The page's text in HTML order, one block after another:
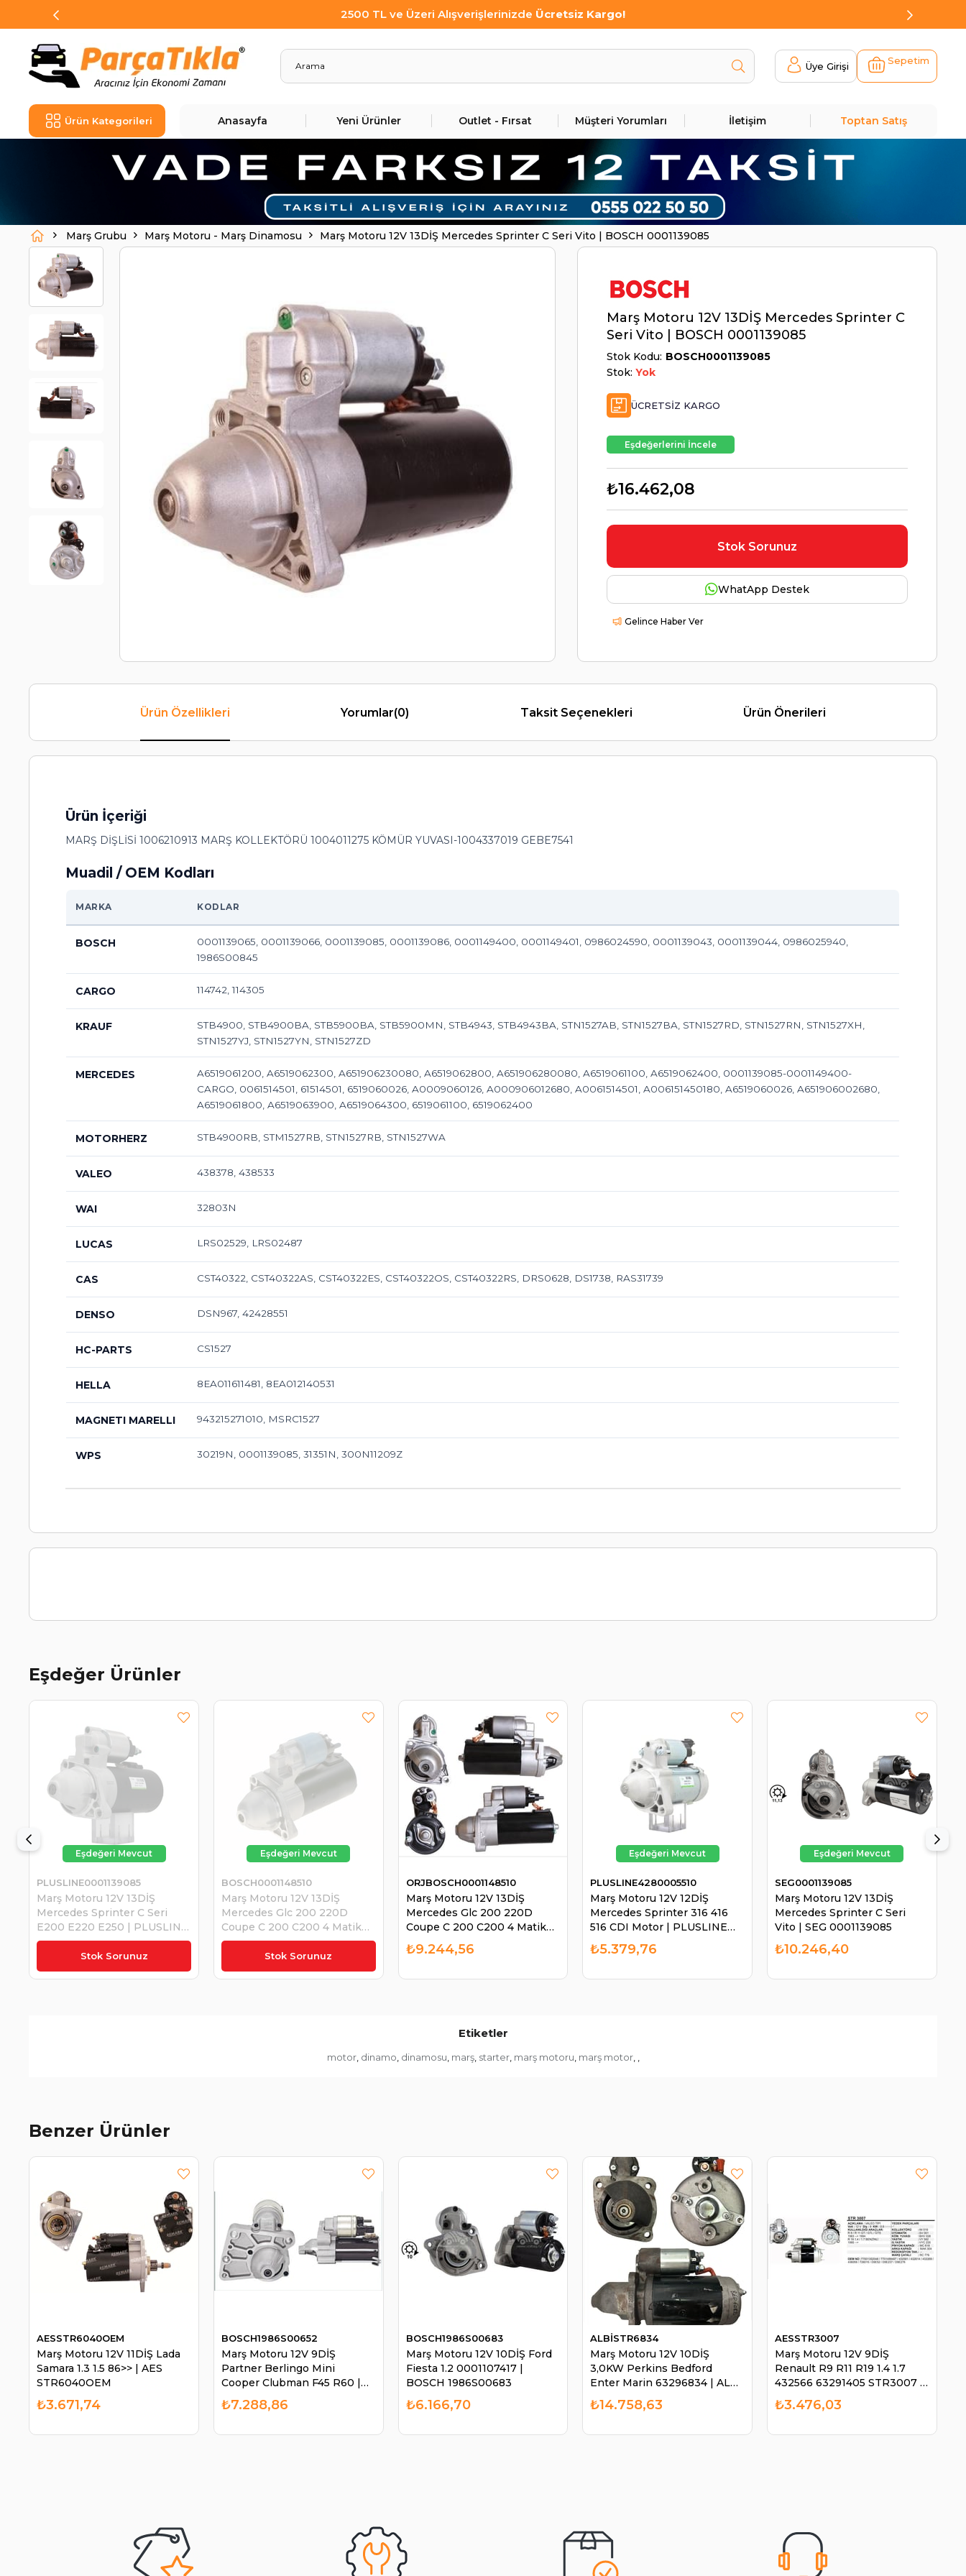
2500 TL ve Üzeri Alışverişlerinizde Ücretsiz Kargo!
Üye Girişi Sepetim
Ürün Kategorileri Anasayfa Yeni Ürünler Outlet - Fırsat Müşteri Yorumları İletişim Toptan Satış
Marş Grubu Marş Motoru - Marş Dinamosu Marş Motoru 12V 13DİŞ Mercedes Sprinter C Seri Vito | BOSCH 0001139085
Marş Motoru 12V 13DİŞ Mercedes Sprinter C
Seri Vito | BOSCH 0001139085
Stok Kodu BOSCH0001139085
Stok: Yok
ÜCRETSIZ KARGO
Eşdeğerlerini İncele
₺16.462,08
Stok Sorunuz
WhatApp Destek
Gelince Haber Ver
Ürün Özellikleri Yorumlar(0) Taksit Seçenekleri Ürün Önerileri
Ürün İçeriği
MARŞ DİŞLİSİ 1006210913 MARŞ KOLLEKTÖRÜ 1004011275 KÖMÜR YUVASI-1004337019 GEBE7541
Muadil / OEM Kodları
MARKA KODLAR
BOSCH
0001139065, 0001139066, 0001139085, 0001139086, 0001149400, 0001149401, 0986024590, 0001139043, 0001139044, 0986025940,
1986S00845
CARGO 114742, 114305
KRAUF
STB4900, STB4900BA, STB5900BA, STB5900MN, STB4943, STB4943BA, STN1527AB, STN1527BA, STN1527RD, STN1527RN, STN1527XH,
STN1527YJ, STN1527YN, STN1527ZD
MERCEDES
A6519061200, A6519062300, A651906230080, A6519062800, A651906280080, A6519061100, A6519062400, 0001139085-0001149400-
CARGO, 0061514501, 61514501, 6519060026, A0009060126, A000906012680, A0061514501, A006151450180, A6519060026, A651906002680,
A6519061800, A6519063900, A6519064300, 6519061100, 6519062400
MOTORHERZ STB4900RB, STM1527RB, STN1527RB, STN1527WA
VALEO 438378, 438533
WAI 32803N
LUCAS LRS02529, LRS02487
CAS CST40322, CST40322AS, CST40322ES, CST40322OS, CST40322RS, DRS0628, DS1738, RAS31739
DENSO DSN967, 42428551
HC-PARTS CS1527
HELLA 8EA011611481, 8EA012140531
MAGNETI MARELLI 943215271010, MSRC1527
WPS 30219N, 0001139085, 31351N, 300N11209Z
Eşdeğer Ürünler
Stok Sorunuz
Marş Motoru 12V 13DİŞ
Mercedes Sprinter C Seri
E200 E220 E250 | PLUSLINE
0001139085
PLUSLINE0001139085
₺7.426,93 Stok Sorunuz
Marş Motoru 12V 13DİŞ
Mercedes Glc 200 220D
Coupe C 200 C200 4 Matik
2.1 2016- A6519064800
0001148511 0001148510 |
BOSCH 0001148510
BOSCH0001148510
₺14.131,60
Marş Motoru 12V 13DİŞ
Mercedes Glc 200 220D
Coupe C 200 C200 4 Matik
2.1 2016- A6519064800
0001148511 0001148510 | ORJ
ORJBOSCH0001148510
₺9.244,56
Marş Motoru 12V 12DİŞ
Mercedes Sprinter 316 416
516 CDI Motor | PLUSLINE
4280005510
PLUSLINE4280005510
₺5.379,76
Marş Motoru 12V 13DİŞ
Mercedes Sprinter C Seri
Vito | SEG 0001139085
SEG0001139085
₺10.246,40
Etiketler
motor, dinamo dinamosu marş, starter, marş motoru marş motor,
Benzer Ürünler
Marş Motoru 12V 11DİŞ Lada
Samara 1.3 1.5 86>> | AES
STR6040OEM
AESSTR6040OEM
₺3.671,74
Marş Motoru 12V 9DİŞ
Partner Berlingo Mini
Cooper Clubman F45 R60 |
BOSCH 1986S00652
BOSCH1986S00652
₺7.288,86
Marş Motoru 12V 10DİŞ Ford
Fiesta 1.2 0001107417 |
BOSCH 1986S00683
BOSCH1986S00683
₺6.166,70
Marş Motoru 12V 10DİŞ
3,0KW Perkins Bedford
Enter Marin 63296834 | ALBİ
STR6834
ALBİSTR6834
₺14.758,63
Marş Motoru 12V 9DİŞ
Renault R9 R11 R19 1.4 1.7
432566 63291405 STR3007 |
AES STR3007
AESSTR3007
₺3.476,03